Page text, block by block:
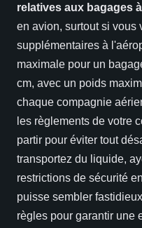
relatives aux bagages
en avion, surtout si vous
supplémentaires à
maximale pour un
cm, avec un poids
chaque compagnie
les règlements de votre
partir pour éviter tout
transportez du liquide,
restrictions de sécurité
puisse sembler
règles pour garantir une